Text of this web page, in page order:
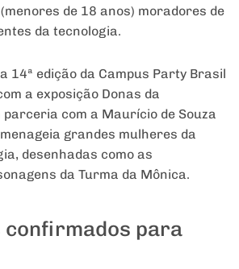
de 18 anos) moradores de
da tecnologia.
14ª edição da Campus Party Brasil
a exposição Donas da
parceria com a Maurício de Souza
grandes mulheres da
desenhadas como as
da Turma da Mônica.
confirmados para